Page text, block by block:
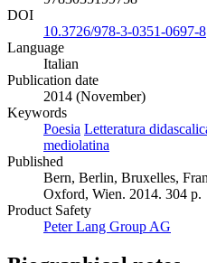
DOI
10.3726/978-3-0351-0697-8
Language
Italian
Publication date
2014 (November)
Keywords
Poesia Letteratura
mediolatina
Published
Bern, Berlin, Bruxelles,
Oxford, Wien. 2014. 304 p.
Product Safety
Peter Lang Group AG